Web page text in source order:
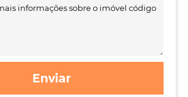
Enviar